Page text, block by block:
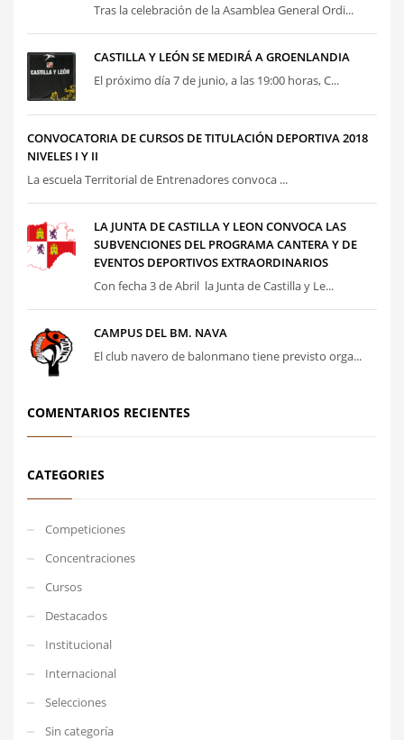
Tras la celebración de la Asamblea General Ordi...
CASTILLA Y LEÓN SE MEDIRÁ A GROENLANDIA
El próximo día 7 de junio, a las 19:00 horas, C...
CONVOCATORIA DE CURSOS DE TITULACIÓN DEPORTIVA 2018
NIVELES I Y II
La escuela Territorial de Entrenadores convoca ...
LA JUNTA DE CASTILLA Y LEON CONVOCA LAS
SUBVENCIONES DEL PROGRAMA CANTERA Y DE
EVENTOS DEPORTIVOS EXTRAORDINARIOS
Con fecha 3 de Abril la Junta de Castilla y Le...
CAMPUS DEL BM. NAVA
El club navero de balonmano tiene previsto orga...
COMENTARIOS RECIENTES
CATEGORIES
Competiciones
Concentraciones
Cursos
Destacados
Institucional
Internacional
Selecciones
Sin categoría